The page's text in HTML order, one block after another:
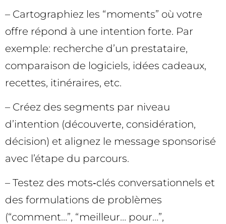
– Cartographiez les “moments” où votre
offre répond à une intention forte. Par
exemple: recherche d’un prestataire,
comparaison de logiciels, idées cadeaux,
recettes, itinéraires, etc.
– Créez des segments par niveau
d’intention (découverte, considération,
décision) et alignez le message sponsorisé
avec l’étape du parcours.
– Testez des mots‑clés conversationnels et
des formulations de problèmes
(“comment…”, “meilleur… pour…”,